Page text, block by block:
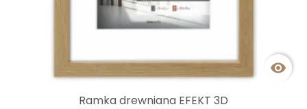

Ramka drewniana EFEKT 3D